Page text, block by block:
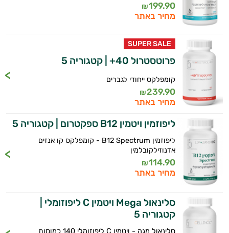
199.90
₪
מחיר באתר
SUPER SALE
פרוטסטרול 40+ | קטגוריה 5
קומפלקס ייחודי לגברים
239.90
₪
מחיר באתר
ליפוזמין ויטמין B12 ספקטרום | קטגוריה 5
ליפוזמין B12 Spectrum - קומפלקס קו אנזים
אדנוזילקובלמין
114.90
₪
מחיר באתר
סלינאול Mega ויטמין C ליפוזומלי |
קטגוריה 5
סלינאול מגה - ויטמין C ליפוזומלי 140 כמוסות